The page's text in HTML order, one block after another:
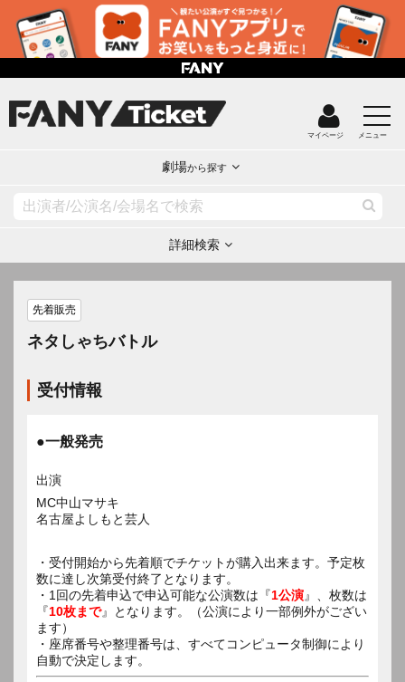
マイページ メニュー
劇場から探す
詳細検索
先着販売
ネタしゃちバトル
受付情報
●一般発売
出演
MC中山マサキ
名古屋よしもと芸人
・受付開始から先着順でチケットが購入出来ます。予定枚
数に達し次第受付終了となります。
・1回の先着申込で申込可能な公演数は『1公演』、枚数は
『10枚まで』となります。（公演により一部例外がござい
ます）
・座席番号や整理番号は、すべてコンピュータ制御により
自動で決定します。